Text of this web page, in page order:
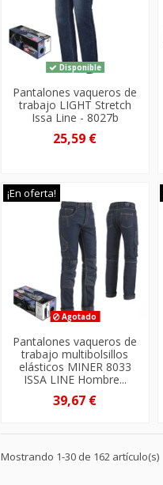
Disponible
Pantalones vaqueros de
trabajo LIGHT Stretch
Issa Line - 8027b
25,59 €
¡En oferta!
Agotado
Pantalones vaqueros de
trabajo multibolsillos
elásticos MINER 8033
ISSA LINE Hombre...
39,67 €
Mostrando 1-30 de 162 artículo(s)